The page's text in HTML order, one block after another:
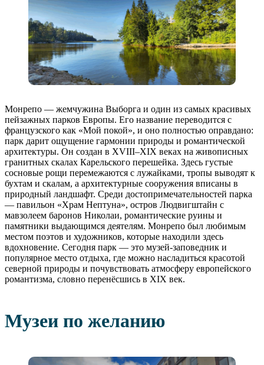
Монрепо — жемчужина Выборга и один из самых красивых
пейзажных парков Европы. Его название переводится с
французского как «Мой покой», и оно полностью оправдано:
парк дарит ощущение гармонии природы и романтической
архитектуры. Он создан в XVIII–XIX веках на живописных
гранитных скалах Карельского перешейка. Здесь густые
сосновые рощи перемежаются с лужайками, тропы выводят к
бухтам и скалам, а архитектурные сооружения вписаны в
природный ландшафт. Среди достопримечательностей парка
— павильон «Храм Нептуна», остров Людвигштайн с
мавзолеем баронов Николаи, романтические руины и
памятники выдающимся деятелям. Монрепо был любимым
местом поэтов и художников, которые находили здесь
вдохновение. Сегодня парк — это музей-заповедник и
популярное место отдыха, где можно насладиться красотой
северной природы и почувствовать атмосферу европейского
романтизма, словно перенёсшись в XIX век.
Музеи по желанию